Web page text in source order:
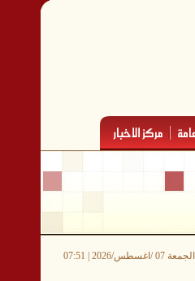
/اغسطس/2026 | 07:51